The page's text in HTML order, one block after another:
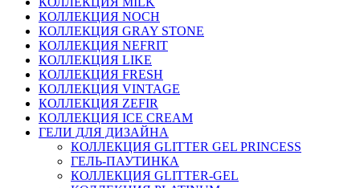
КОЛЛЕКЦИЯ NOCH
КОЛЛЕКЦИЯ GRAY STONE
КОЛЛЕКЦИЯ NEFRIT
КОЛЛЕКЦИЯ LIKE
КОЛЛЕКЦИЯ FRESH
КОЛЛЕКЦИЯ VINTAGE
КОЛЛЕКЦИЯ ZEFIR
КОЛЛЕКЦИЯ ICE CREAM
ГЕЛИ ДЛЯ ДИЗАЙНА
КОЛЛЕКЦИЯ GLITTER GEL PRINCESS
ГЕЛЬ-ПАУТИНКА
КОЛЛЕКЦИЯ GLITTER-GEL